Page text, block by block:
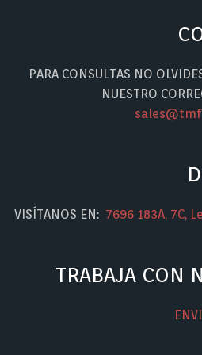
PARA CONSULTAS NO
NUESTRO
VISÍTANOS EN: 7696 183A, 7C,
TRABAJA CON